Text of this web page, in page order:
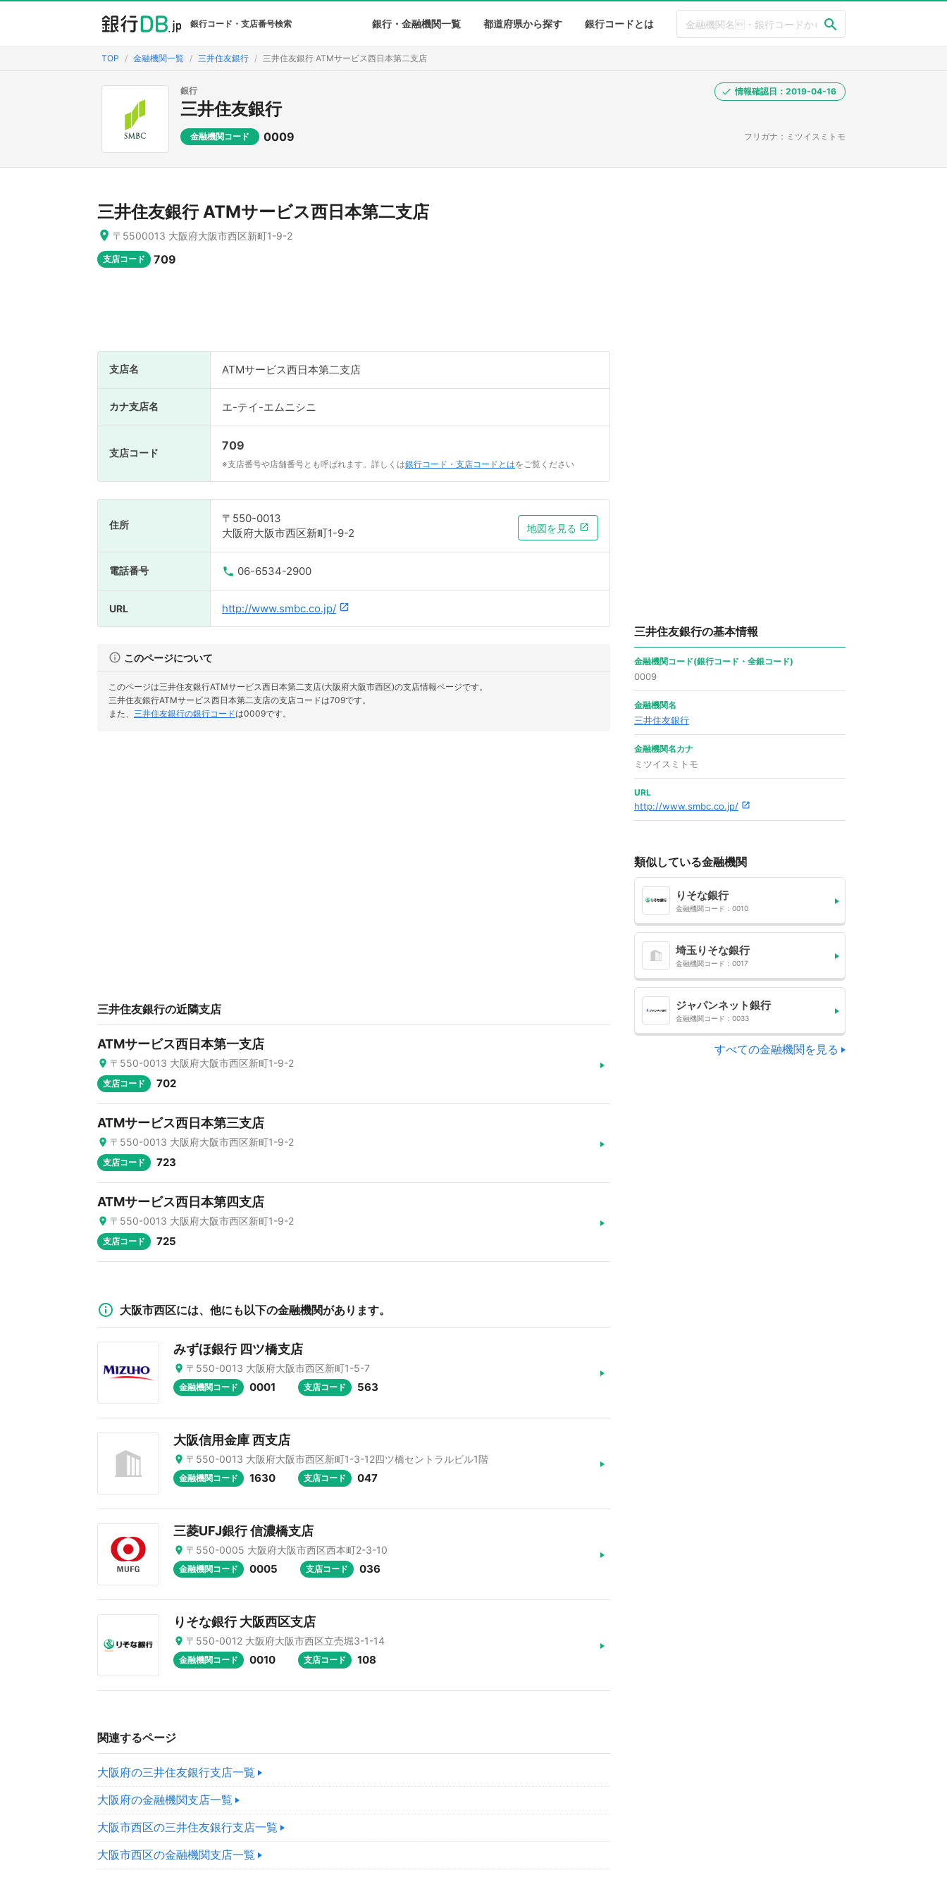
銀行コード・支店番号検索 銀行・金融機関一覧 都道府県から探す 銀行コードとは
TOP 金融機関一覧 三井住友銀行 三井住友銀行 ATMサービス西日本第二支店
銀行
三井住友銀行
金融機関コード 0009 フリガナ：ミツイスミトモ
情報確認日：2019-04-16
三井住友銀行 ATMサービス西日本第二支店
〒5500013 大阪府大阪市西区新町1-9-2
支店コード 709
支店名 ATMサービス西日本第二支店
カナ支店名 エ-テイ-エムニシニ
支店コード
709
※支店番号や店舗番号とも呼ばれます。詳しくは銀行コード・支店コードとはをご覧ください
住所
〒550-0013
大阪府大阪市西区新町1-9-2
地図を見る
電話番号 06-6534-2900
URL http://www.smbc.co.jp/
このページについて
このページは三井住友銀行ATMサービス西日本第二支店(大阪府大阪市西区)の支店情報ページです。
三井住友銀行ATMサービス西日本第二支店の支店コードは709です。
また、 三井住友銀行の銀行コードは0009です。
三井住友銀行の近隣支店
ATMサービス西日本第一支店
〒550-0013 大阪府大阪市西区新町1-9-2
支店コード 702
ATMサービス西日本第三支店
〒550-0013 大阪府大阪市西区新町1-9-2
支店コード 723
ATMサービス西日本第四支店
〒550-0013 大阪府大阪市西区新町1-9-2
支店コード 725
大阪市西区には、他にも以下の金融機関があります。
みずほ銀行 四ツ橋支店
〒550-0013 大阪府大阪市西区新町1-5-7
金融機関コード 0001 支店コード 563
大阪信用金庫 西支店
〒550-0013 大阪府大阪市西区新町1-3-12四ツ橋セントラルビル1階
金融機関コード 1630 支店コード 047
三菱UFJ銀行 信濃橋支店
〒550-0005 大阪府大阪市西区西本町2-3-10
金融機関コード 0005 支店コード 036
りそな銀行 大阪西区支店
〒550-0012 大阪府大阪市西区立売堀3-1-14
金融機関コード 0010 支店コード 108
関連するページ
大阪府の三井住友銀行支店一覧
大阪府の金融機関支店一覧
大阪市西区の三井住友銀行支店一覧
大阪市西区の金融機関支店一覧
三井住友銀行の基本情報
金融機関コード(銀行コード・全銀コード)
0009
金融機関名
三井住友銀行
金融機関名カナ
ミツイスミトモ
URL
http://www.smbc.co.jp/
類似している金融機関
りそな銀行
金融機関コード：0010
埼玉りそな銀行
金融機関コード：0017
ジャパンネット銀行
金融機関コード：0033
すべての金融機関を見る